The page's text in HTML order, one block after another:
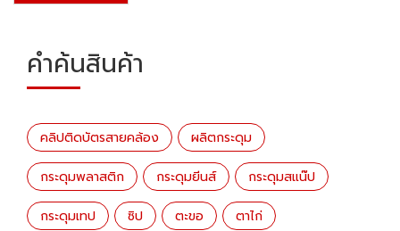
คำค้นสินค้า
คลิปติดบัตรสายคล้อง ผลิตกระดุม
กระดุมพลาสติก กระดุมยีนส์ กระดุมสแน๊ป
กระดุมเทป ซิป ตะขอ ตาไก่